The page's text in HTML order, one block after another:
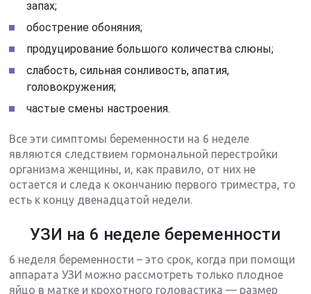
запах;
обострение обоняния;
продуцирование большого количества слюны;
слабость, сильная сонливость, апатия,
головокружения;
частые смены настроения.
Все эти симптомы беременности на 6 неделе
являются следствием гормональной перестройки
организма женщины, и, как правило, от них не
остается и следа к окончанию первого триместра, то
есть к концу двенадцатой недели.
УЗИ на 6 неделе беременности
6 неделя беременности – это срок, когда при помощи
аппарата УЗИ можно рассмотреть только плодное
яйцо в матке и крохотного головастика — размер